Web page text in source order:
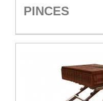
PINCES